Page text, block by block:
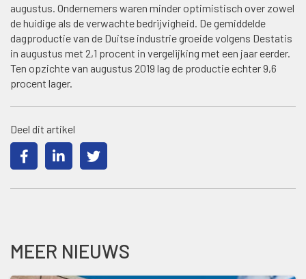
augustus. Ondernemers waren minder optimistisch over zowel
de huidige als de verwachte bedrijvigheid. De gemiddelde
dagproductie van de Duitse industrie groeide volgens Destatis
in augustus met 2,1 procent in vergelijking met een jaar eerder.
Ten opzichte van augustus 2019 lag de productie echter 9,6
procent lager.
Deel dit artikel
MEER NIEUWS